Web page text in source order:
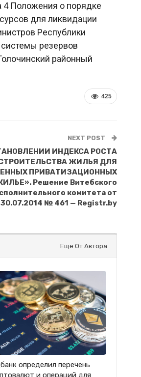
4 Положения о порядке
для ликвидации
Республики
резервов
районный
425
NEXT POST
ИНДЕКСА РОСТА
ЖИЛЬЯ ДЛЯ
ПРИВАТИЗАЦИОННЫХ
Решение Витебского
комитета от
30.07.2014 № 461 — Registr.by
Еще От Автора
определил перечень
и операций для